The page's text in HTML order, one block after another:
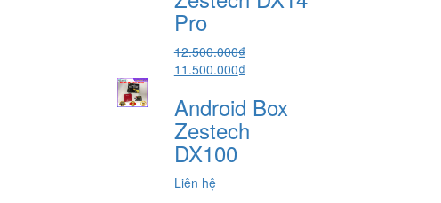
5.800.000₫.
Pro
12.500.000₫
Giá
là:
12.500.000₫.
11.500.000₫Giá
tại
là:
11.500.000₫.
Android Box
Zestech
DX100
Liên hệ